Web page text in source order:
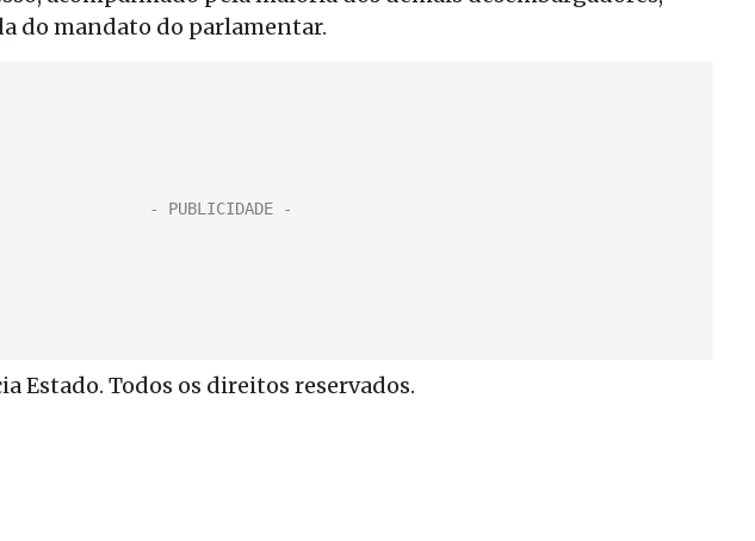
do mandato do parlamentar.
Estado. Todos os direitos reservados.